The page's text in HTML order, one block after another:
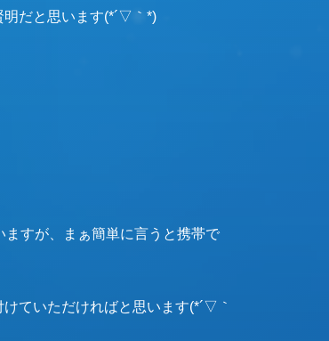
だと思います(*´▽｀*)
すが、まぁ簡単に言うと携帯で
ていただければと思います(*´▽｀